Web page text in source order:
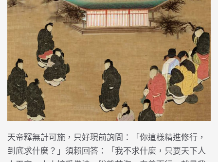
天帝釋無計可施，只好現前詢問：「你這樣精進修行，
到底求什麼？」須賴回答：「我不求什麼，只要天下人